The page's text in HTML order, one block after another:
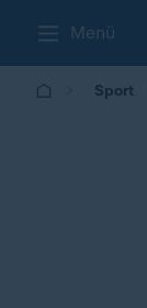
Menü
Sport